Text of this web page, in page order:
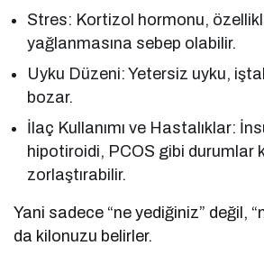
Stres: Kortizol hormonu,
yağlanmasına sebep olabilir.
Uyku Düzeni: Yetersiz uyku,
bozar.
İlaç Kullanımı ve Hastalıklar:
hipotiroidi, PCOS gibi durumlar
zorlaştırabilir.
Yani sadece “ne yediğiniz” değil,
da kilonuzu belirler.